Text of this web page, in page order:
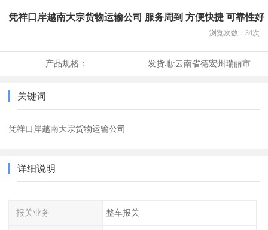
凭祥口岸越南大宗货物运输公司 服务周到 方便快捷 可靠性好
浏览次数： 34次
产品规格： 发货地:云南省德宏州瑞丽市
关键词
凭祥口岸越南大宗货物运输公司
详细说明
报关业务 整车报关